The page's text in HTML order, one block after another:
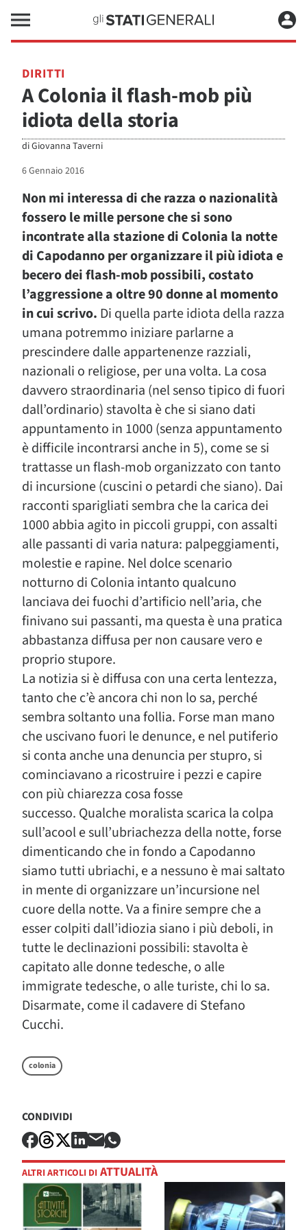
DIRITTI
A Colonia il flash-mob più
idiota della storia
diGiovanna Taverni
6 Gennaio 2016
Non mi interessa di che razza o nazionalità
fossero le mille persone che si sono
incontrate alla stazione di Colonia la notte
di Capodanno per organizzare il più idiota e
becero dei flash-mob possibili, costato
l’aggressione a oltre 90 donne al momento
in cui scrivo. Di quella parte idiota della razza
umana potremmo iniziare parlarne a
prescindere dalle appartenenze razziali,
nazionali o religiose, per una volta. La cosa
davvero straordinaria (nel senso tipico di fuori
dall’ordinario) stavolta è che si siano dati
appuntamento in 1000 (senza appuntamento
è difficile incontrarsi anche in 5), come se si
trattasse un flash-mob organizzato con tanto
di incursione (cuscini o petardi che siano). Dai
racconti sparigliati sembra che la carica dei
1000 abbia agito in piccoli gruppi, con assalti
alle passanti di varia natura: palpeggiamenti,
molestie e rapine. Nel dolce scenario
notturno di Colonia intanto qualcuno
lanciava dei fuochi d’artificio nell’aria, che
finivano sui passanti, ma questa è una pratica
abbastanza diffusa per non causare vero e
proprio stupore.
La notizia si è diffusa con una certa lentezza,
tanto che c’è ancora chi non lo sa, perché
sembra soltanto una follia. Forse man mano
che uscivano fuori le denunce, e nel putiferio
si conta anche una denuncia per stupro, si
cominciavano a ricostruire i pezzi e capire
con più chiarezza cosa fosse
successo. Qualche moralista scarica la colpa
sull’acool e sull’ubriachezza della notte, forse
dimenticando che in fondo a Capodanno
siamo tutti ubriachi, e a nessuno è mai saltato
in mente di organizzare un’incursione nel
cuore della notte. Va a finire sempre che a
esser colpiti dall’idiozia siano i più deboli, in
tutte le declinazioni possibili: stavolta è
capitato alle donne tedesche, o alle
immigrate tedesche, o alle turiste, chi lo sa.
Disarmate, come il cadavere di Stefano
Cucchi.
colonia
CONDIVIDI
ALTRI ARTICOLI DI ATTUALITÀ